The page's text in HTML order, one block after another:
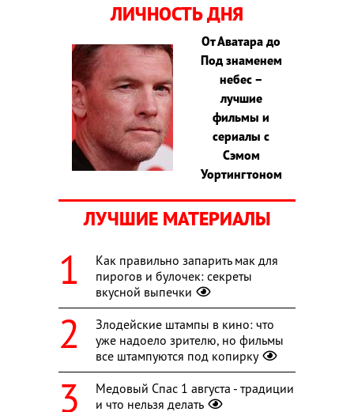
ЛИЧНОСТЬ ДНЯ
От Аватара до
Под знаменем
небес –
лучшие
фильмы и
сериалы с
Сэмом
Уортингтоном
ЛУЧШИЕ МАТЕРИАЛЫ
Как правильно запарить мак для
пирогов и булочек: секреты
вкусной выпечки
Злодейские штампы в кино: что
уже надоело зрителю, но фильмы
все штампуются под копирку
Медовый Спас 1 августа - традиции
и что нельзя делать